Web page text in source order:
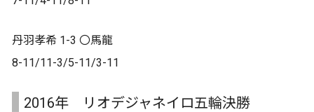
丹羽孝希 1-3 〇馬龍
8-11/11-3/5-11/3-11
2016年 リオデジャネイロ五輪決勝